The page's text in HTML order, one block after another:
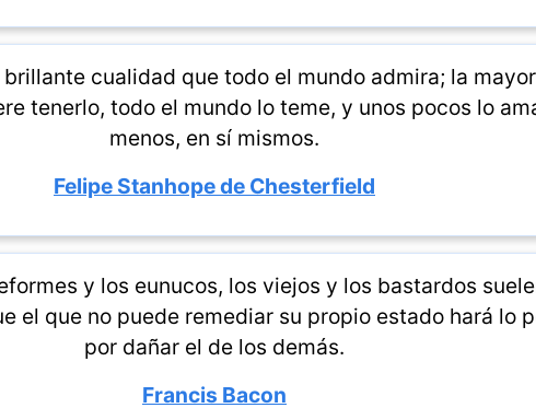
brillante cualidad que todo el mundo admira; la
tenerlo, todo el mundo lo teme, y unos pocos lo
menos, en sí mismos.
Felipe Stanhope de Chesterfield
y los eunucos, los viejos y los bastardos
el que no puede remediar su propio estado hará lo
por dañar el de los demás.
Francis Bacon